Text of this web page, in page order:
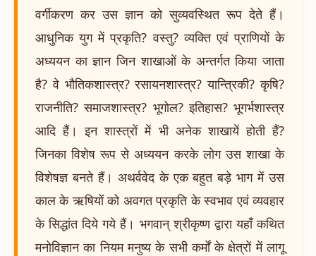
वर्गीकरण कर उस ज्ञान को सुव्यवस्थित रूप देते हैं।
आधुनिक युग में प्रकृति? वस्तु? व्यक्ति एवं प्राणियों के
अध्ययन का ज्ञान जिन शाखाओं के अन्तर्गत किया जाता
है? वे भौतिकशास्त्र? रसायनशास्त्र? यान्त्रिकी? कृषि?
राजनीति? समाजशास्त्र? भूगोल? इतिहास? भूगर्भशास्त्र
आदि हैं। इन शास्त्रों में भी अनेक शाखायें होती हैं?
जिनका विशेष रूप से अध्ययन करके लोग उस शाखा के
विशेषज्ञ बनते हैं। अथर्ववेद के एक बहुत बड़े भाग में उस
काल के ऋषियों को अवगत प्रकृति के स्वभाव एवं व्यवहार
के सिद्धांत दिये गये हैं। भगवान् श्रीकृष्ण द्वारा यहाँ कथित
मनोविज्ञान का नियम मनुष्य के सभी कर्मों के क्षेत्रों में लागू